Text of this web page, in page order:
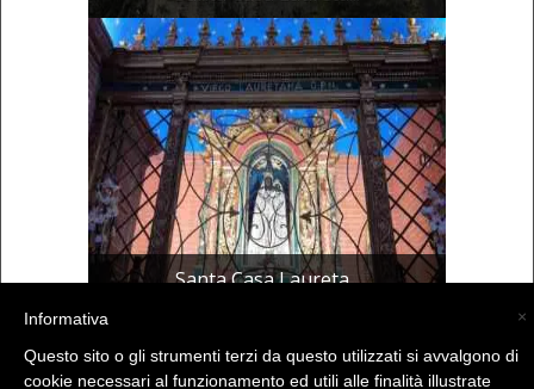
Santa Casa Laureta...
(C) La Valtellina - info@la-valtellina.com -
×
Informativa
Questo sito o gli strumenti terzi da questo utilizzati si avvalgono di
cookie necessari al funzionamento ed utili alle finalità illustrate